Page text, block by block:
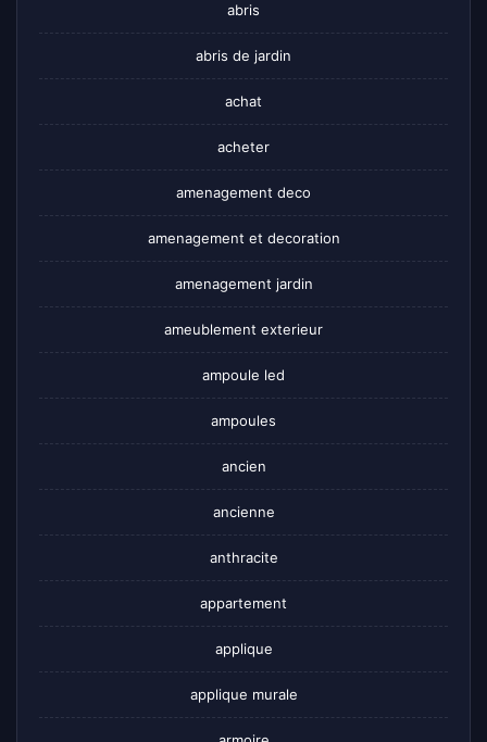
abris
abris de jardin
achat
acheter
amenagement deco
amenagement et decoration
amenagement jardin
ameublement exterieur
ampoule led
ampoules
ancien
ancienne
anthracite
appartement
applique
applique murale